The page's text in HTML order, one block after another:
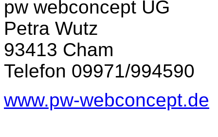
pw webconcept UG
Petra Wutz
93413 Cham
Telefon 09971/994590
www.pw-webconcept.de